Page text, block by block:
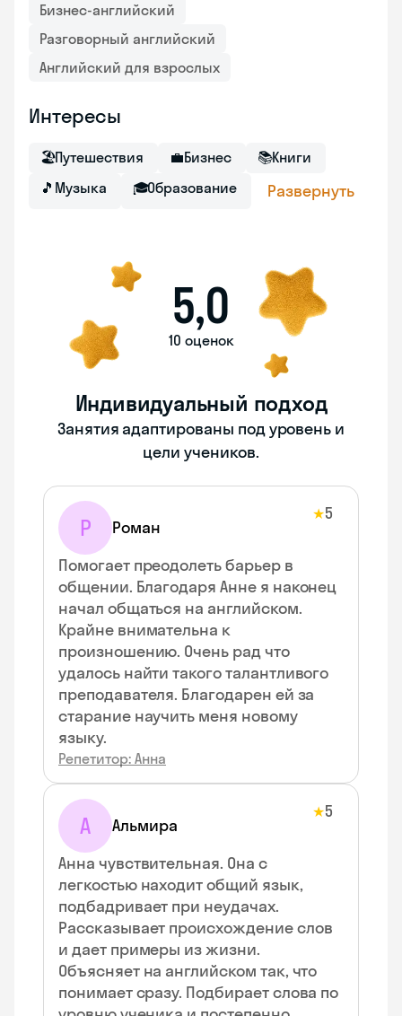
Бизнес-английский
Разговорный английский
Английский для взрослых
Интересы
🏖Путешествия 💼Бизнес 📚Книги
🎵 Музыка 🎓Образование Развернуть
5,0
10 оценок
Индивидуальный подход
Занятия адаптированы под уровень и
цели учеников.
Р Роман
★5
Помогает преодолеть барьер в
общении. Благодаря Анне я наконец
начал общаться на английском.
Крайне внимательна к
произношению. Очень рад что
удалось найти такого талантливого
преподавателя. Благодарен ей за
старание научить меня новому
языку.
Репетитор: Анна
А Альмира
★5
Анна чувствительная. Она с
легкостью находит общий язык,
подбадривает при неудачах.
Рассказывает происхождение слов
и дает примеры из жизни.
Объясняет на английском так, что
понимает сразу. Подбирает слова по